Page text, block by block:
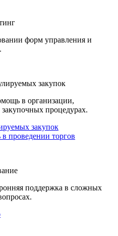
форм управления и
закупок
в организации,
процедурах.
закупок
проведении торгов
поддержка в сложных